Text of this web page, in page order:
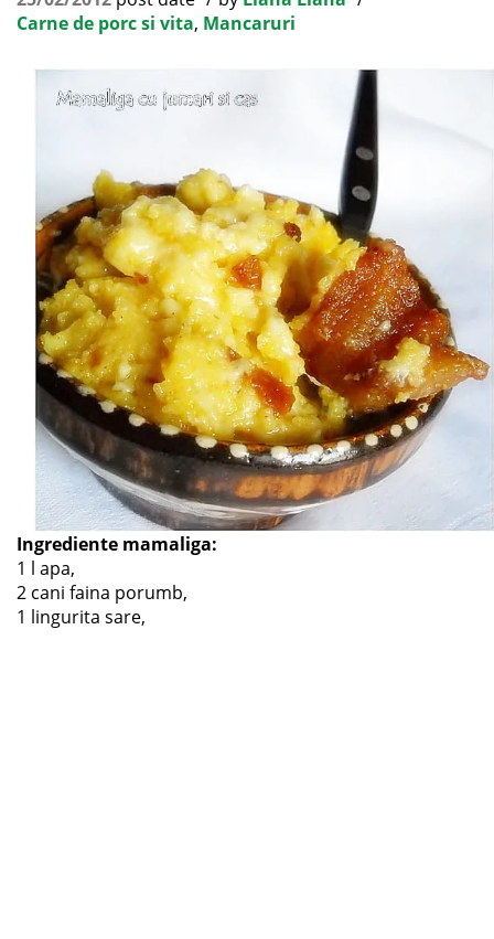
Carne de porc si vita, Mancaruri
Ingrediente mamaliga:
1 l apa,
2 cani faina porumb,
1 lingurita sare,